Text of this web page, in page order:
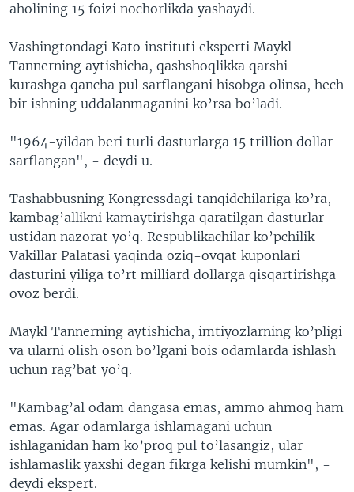
aholining 15 foizi nochorlikda yashaydi.
Vashingtondagi Kato instituti eksperti Maykl
Tannerning aytishicha, qashshoqlikka qarshi
kurashga qancha pul sarflangani hisobga olinsa, hech
bir ishning uddalanmaganini ko’rsa bo’ladi.
"1964-yildan beri turli dasturlarga 15 trillion dollar
sarflangan", - deydi u.
Tashabbusning Kongressdagi tanqidchilariga ko’ra,
kambag’allikni kamaytirishga qaratilgan dasturlar
ustidan nazorat yo’q. Respublikachilar ko’pchilik
Vakillar Palatasi yaqinda oziq-ovqat kuponlari
dasturini yiliga to’rt milliard dollarga qisqartirishga
ovoz berdi.
Maykl Tannerning aytishicha, imtiyozlarning ko’pligi
va ularni olish oson bo’lgani bois odamlarda ishlash
uchun rag’bat yo’q.
"Kambag’al odam dangasa emas, ammo ahmoq ham
emas. Agar odamlarga ishlamagani uchun
ishlaganidan ham ko’proq pul to’lasangiz, ular
ishlamaslik yaxshi degan fikrga kelishi mumkin", -
deydi ekspert.